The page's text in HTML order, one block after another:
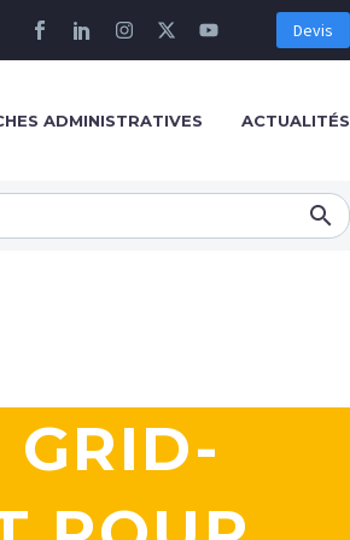
Devis
ADMINISTRATIVES ACTUALITÉS
GRID-